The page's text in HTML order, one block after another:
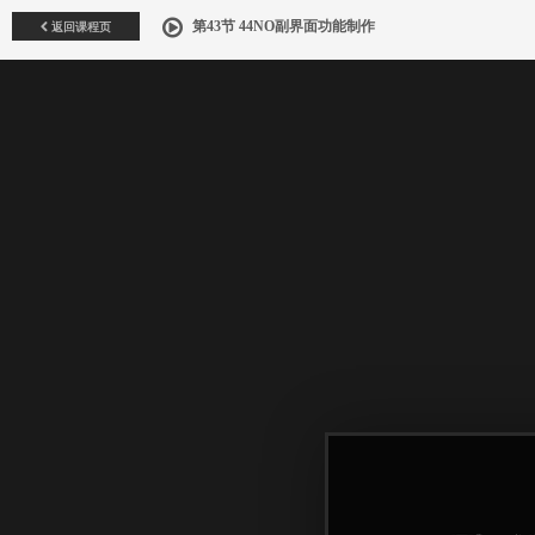
返回课程页 第43节 44NO副界面功能制作